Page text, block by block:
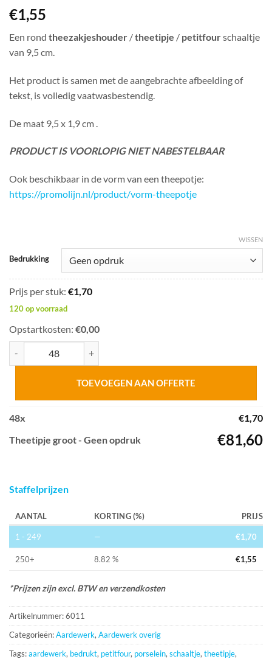
€1,55
Een rond theezakjeshouder /theetipje / petitfourschaaltje
van 9,5 cm.
Het product is samen met de aangebrachte afbeelding of
tekst, is volledig vaatwasbestendig.
De maat 9,5 x 1,9 cm .
PRODUCT IS VOORLOPIG NIET NABESTELBAAR
Ook beschikbaar in de vorm van een theepotje:
https://promolijn.nl/product/vorm-theepotje
Bedrukking
WISSEN
Prijs per stuk: €1,70
120 op voorraad
Opstartkosten: €0,00
TOEVOEGEN AAN OFFERTE
48x €1,70
Theetipje groot - Geen opdruk
€81,60
Staffelprijzen
AANTAL KORTING (%) PRIJS
1 - 249 — €1,70
250+ 8.82 % €1,55
*Prijzen zijn excl. BTW en verzendkosten
Artikelnummer:6011
Categorieën:Aardewerk, Aardewerk overig
Tags:aardewerk, bedrukt, petitfour, porselein, schaaltje, theetipje,